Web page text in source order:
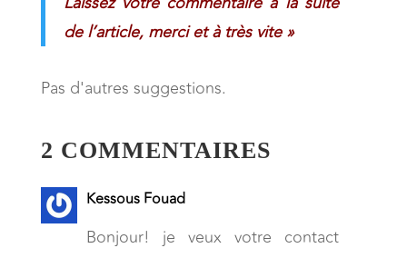
Laissez votre commentaire à la suite
de l’article, merci et à très vite »
Pas d'autres suggestions.
2 COMMENTAIRES
Kessous Fouad
Bonjour! je veux votre contact